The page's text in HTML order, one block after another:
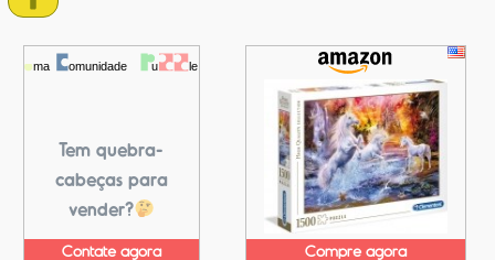
Tem quebra-
cabeças para
vender?
Contate agora Compre agora